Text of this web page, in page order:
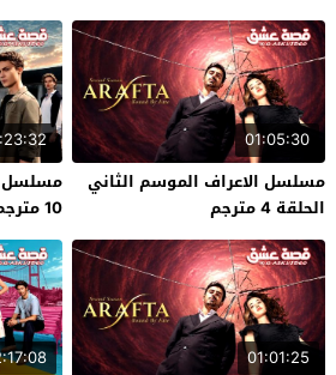
01:05:30
مسلسل الاعراف الموسم الثاني
الحلقة 4 مترجم
مسلسل
10 مترجم
01:01:25